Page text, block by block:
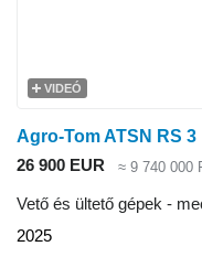
VIDEÓ
Agro-Tom ATSN RS 3
26 900 EUR
≈ 9 740 000
Vető és ültető gépek -
2025